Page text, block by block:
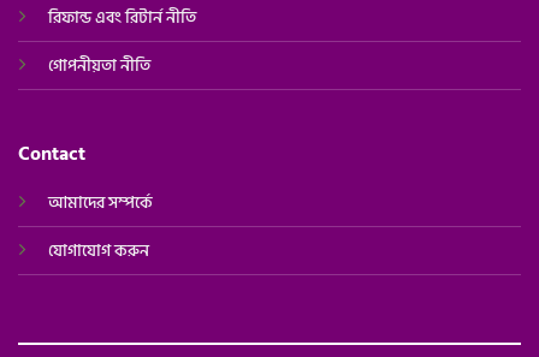
রিফান্ড এবং রিটার্ন নীতি
গোপনীয়তা নীতি
Contact
আমাদের সম্পর্কে
যোগাযোগ করুন